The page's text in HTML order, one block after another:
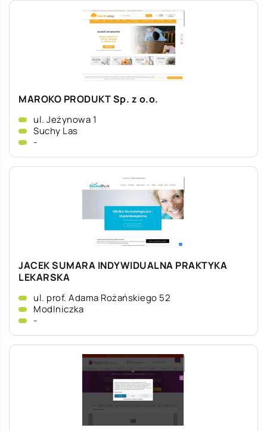
MAROKO PRODUKT Sp. z o.o.
ul. Jeżynowa 1
Suchy Las
-
JACEK SUMARA INDYWIDUALNA PRAKTYKA
LEKARSKA
ul. prof. Adama Rożańskiego 52
Modlniczka
-